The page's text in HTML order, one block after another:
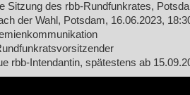
Sitzung des rbb-Rundfunkrates,
der Wahl, Potsdam, 16.06.2023,
rbb-Intendantin, spätestens ab